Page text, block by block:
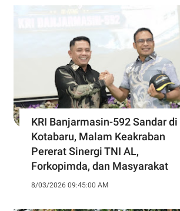
KRI Banjarmasin-592 Sandar di
Kotabaru, Malam Keakraban
Pererat Sinergi TNI AL,
Forkopimda, dan Masyarakat
8/03/2026 09:45:00 AM